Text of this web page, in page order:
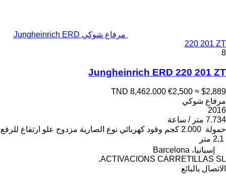
مرفاع شوكي Jungheinrich ERD
220 201 ZT
8
Jungheinrich ERD 220 201 ZT
TND 8,462.000 €2,500 ≈ $2,889
مرفاع شوكي
2016
7.734 متر / ساعة
حمولة 2.000 كجم وقود كهربائي نوع الصارية مزدوج علو ارتفاع للرفع
2,1 متر
إسبانيا، Barcelona
ACTIVACIONS CARRETILLAS SL.
الاتصال بالبائع